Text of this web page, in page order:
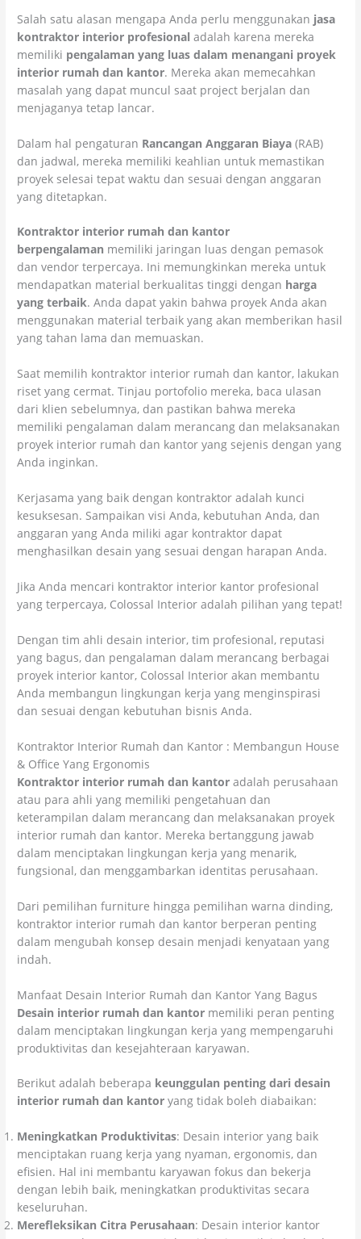
Salah satu alasan mengapa Anda perlu menggunakan jasa
kontraktor interior profesional adalah karena mereka
memiliki pengalaman yang luas dalam menangani proyek
interior rumah dan kantor. Mereka akan memecahkan
masalah yang dapat muncul saat project berjalan dan
menjaganya tetap lancar.
Dalam hal pengaturan Rancangan Anggaran Biaya (RAB)
dan jadwal, mereka memiliki keahlian untuk memastikan
proyek selesai tepat waktu dan sesuai dengan anggaran
yang ditetapkan.
Kontraktor interior rumah dan kantor
berpengalaman memiliki jaringan luas dengan pemasok
dan vendor terpercaya. Ini memungkinkan mereka untuk
mendapatkan material berkualitas tinggi dengan harga
yang terbaik. Anda dapat yakin bahwa proyek Anda akan
menggunakan material terbaik yang akan memberikan hasil
yang tahan lama dan memuaskan.
Saat memilih kontraktor interior rumah dan kantor, lakukan
riset yang cermat. Tinjau portofolio mereka, baca ulasan
dari klien sebelumnya, dan pastikan bahwa mereka
memiliki pengalaman dalam merancang dan melaksanakan
proyek interior rumah dan kantor yang sejenis dengan yang
Anda inginkan.
Kerjasama yang baik dengan kontraktor adalah kunci
kesuksesan. Sampaikan visi Anda, kebutuhan Anda, dan
anggaran yang Anda miliki agar kontraktor dapat
menghasilkan desain yang sesuai dengan harapan Anda.
Jika Anda mencari kontraktor interior kantor profesional
yang terpercaya, Colossal Interior adalah pilihan yang tepat!
Dengan tim ahli desain interior, tim profesional, reputasi
yang bagus, dan pengalaman dalam merancang berbagai
proyek interior kantor, Colossal Interior akan membantu
Anda membangun lingkungan kerja yang menginspirasi
dan sesuai dengan kebutuhan bisnis Anda.
Kontraktor Interior Rumah dan Kantor : Membangun House
& Office Yang Ergonomis
Kontraktor interior rumah dan kantoradalah perusahaan
atau para ahli yang memiliki pengetahuan dan
keterampilan dalam merancang dan melaksanakan proyek
interior rumah dan kantor. Mereka bertanggung jawab
dalam menciptakan lingkungan kerja yang menarik,
fungsional, dan menggambarkan identitas perusahaan.
Dari pemilihan furniture hingga pemilihan warna dinding,
kontraktor interior rumah dan kantor berperan penting
dalam mengubah konsep desain menjadi kenyataan yang
indah.
Manfaat Desain Interior Rumah dan Kantor Yang Bagus
Desain interior rumah dan kantor memiliki peran penting
dalam menciptakan lingkungan kerja yang mempengaruhi
produktivitas dan kesejahteraan karyawan.
Berikut adalah beberapa keunggulan penting dari desain
interior rumah dan kantor yang tidak boleh diabaikan:
Meningkatkan Produktivitas: Desain interior yang baik
menciptakan ruang kerja yang nyaman, ergonomis, dan
efisien. Hal ini membantu karyawan fokus dan bekerja
dengan lebih baik, meningkatkan produktivitas secara
keseluruhan.
Merefleksikan Citra Perusahaan: Desain interior kantor